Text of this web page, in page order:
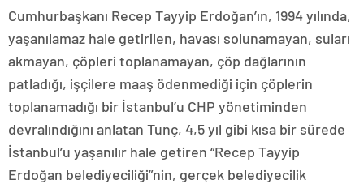
Cumhurbaşkanı Recep Tayyip Erdoğan’ın, 1994 yılında,
yaşanılamaz hale getirilen, havası solunamayan, suları
akmayan, çöpleri toplanamayan, çöp dağlarının
patladığı, işçilere maaş ödenmediği için çöplerin
toplanamadığı bir İstanbul’u CHP yönetiminden
devralındığını anlatan Tunç, 4,5 yıl gibi kısa bir sürede
İstanbul’u yaşanılır hale getiren “Recep Tayyip
Erdoğan belediyeciliği”nin, gerçek belediyecilik